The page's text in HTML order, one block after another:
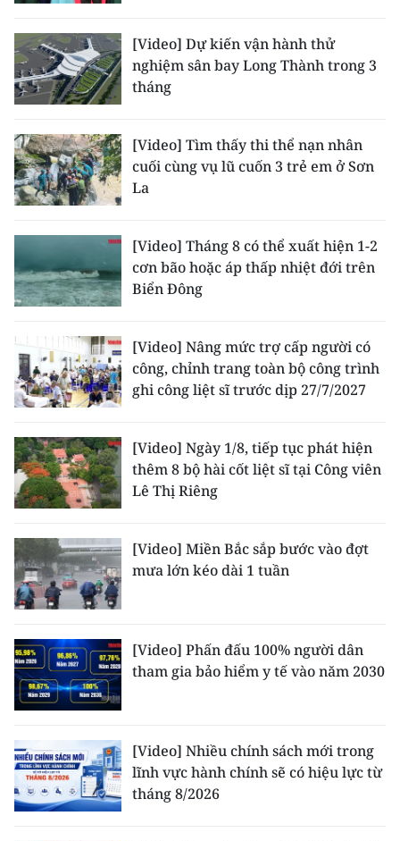
[Video] Dự kiến vận hành thử
nghiệm sân bay Long Thành trong 3
tháng
[Video] Tìm thấy thi thể nạn nhân
cuối cùng vụ lũ cuốn 3 trẻ em ở Sơn
La
[Video] Tháng 8 có thể xuất hiện 1-2
cơn bão hoặc áp thấp nhiệt đới trên
Biển Đông
[Video] Nâng mức trợ cấp người có
công, chỉnh trang toàn bộ công trình
ghi công liệt sĩ trước dịp 27/7/2027
[Video] Ngày 1/8, tiếp tục phát hiện
thêm 8 bộ hài cốt liệt sĩ tại Công viên
Lê Thị Riêng
[Video] Miền Bắc sắp bước vào đợt
mưa lớn kéo dài 1 tuần
[Video] Phấn đấu 100% người dân
tham gia bảo hiểm y tế vào năm 2030
[Video] Nhiều chính sách mới trong
lĩnh vực hành chính sẽ có hiệu lực từ
tháng 8/2026